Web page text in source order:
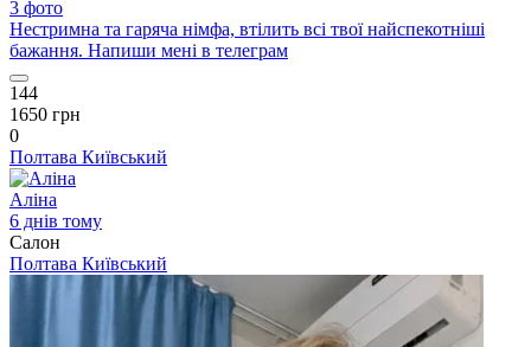
3 фото
Нестримна та гаряча німфа, втілить всі твої найспекотніші
бажання. Напиши мені в телеграм
144
1650 грн
0
Полтава Київський
Аліна
6 днів тому
Салон
Полтава Київський